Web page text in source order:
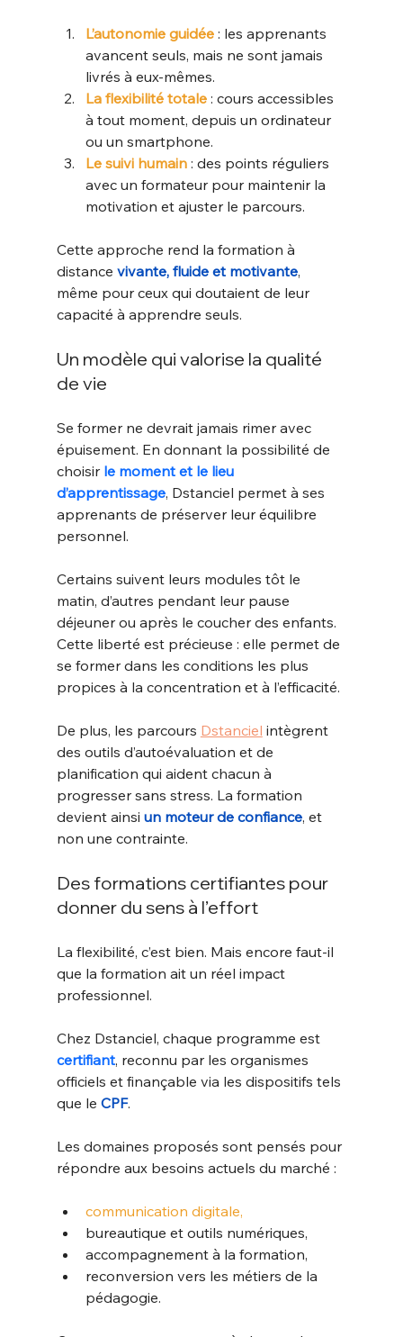
L’autonomie guidée : les apprenants
avancent seuls, mais ne sont jamais
livrés à eux-mêmes.
La flexibilité totale : cours accessibles
à tout moment, depuis un ordinateur
ou un smartphone.
Le suivi humain : des points réguliers
avec un formateur pour maintenir la
motivation et ajuster le parcours.
Cette approche rend la formation à
distance vivante, fluide et motivante,
même pour ceux qui doutaient de leur
capacité à apprendre seuls.
Un modèle qui valorise la qualité
de vie
Se former ne devrait jamais rimer avec
épuisement. En donnant la possibilité de
choisir le moment et le lieu
d’apprentissage, Dstanciel permet à ses
apprenants de préserver leur équilibre
personnel.
Certains suivent leurs modules tôt le
matin, d’autres pendant leur pause
déjeuner ou après le coucher des enfants.
Cette liberté est précieuse : elle permet de
se former dans les conditions les plus
propices à la concentration et à l’efficacité.
De plus, les parcours Dstanciel intègrent
des outils d’autoévaluation et de
planification qui aident chacun à
progresser sans stress. La formation
devient ainsi un moteur de confiance, et
non une contrainte.
Des formations certifiantes pour
donner du sens à l’effort
La flexibilité, c’est bien. Mais encore faut-il
que la formation ait un réel impact
professionnel.
Chez Dstanciel, chaque programme est
certifiant, reconnu par les organismes
officiels et finançable via les dispositifs tels
que le CPF.
Les domaines proposés sont pensés pour
répondre aux besoins actuels du marché :
communication digitale,
bureautique et outils numériques,
accompagnement à la formation,
reconversion vers les métiers de la
pédagogie.